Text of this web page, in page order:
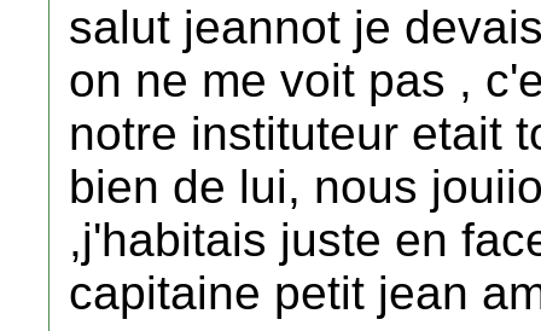
salut jeannot je
on ne me voit pas ,
notre instituteur etait
bien de lui, nous
,j'habitais juste en
capitaine petit jean